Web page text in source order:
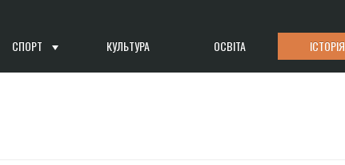
СПОРТ КУЛЬТУРА ОСВІТА ІСТОРІЯ